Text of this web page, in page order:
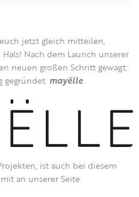
jetzt gleich mitteilen,
Nach dem Launch unserer
neuen großen Schritt gewagt:
gegründet: mayëlle.
ist auch bei diesem
an unserer Seite.